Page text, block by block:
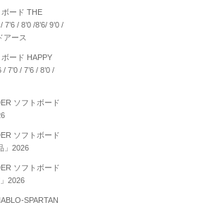
ード THE
/ 8’0 /8’6/ 9’0 /
アース
ード HAPPY
7’0 / 7’6 / 8’0 /
ソフトボード
ソフトボード
」2026
ソフトボード
」2026
SPARTAN